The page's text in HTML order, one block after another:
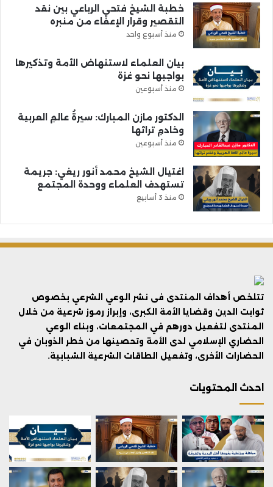
خطبة الشيخ فتحي الرباعي بين نقد
التقصير وقرار الإعفاء من منبره
منذ أسبوع واحد
بيان العلماء لاستنهاض الأمة وتذكيرها
بواجبها نحو غزة
منذ أسبوعين
الدكتور مازن المبارك: سيرةُ عالمِ العربية
وخادمِ تراثها
منذ أسبوعين
اغتيال الشيخ محمد أنور ريغي: جريمة
تستهدف العلماء ووحدة المجتمع
منذ 3 أسابيع
تتلخص أهداف المنتدى فى نشر الوعي الشرعي بخصوص
ثوابت الدين وقضايا الأمة الكبرى، وإبراز رموز شرعية من خلال
المنتدى لتفعيل دورهم في المجتمعات، وبناء الوعي
الحضاري الإسلامي لدى الأمة وتحصينها من خطر الذوبان في
الحضارات الأخرى، وتفعيل الطاقات الشرعية الشبابية.
احدث المحتويات